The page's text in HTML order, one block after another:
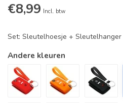
€8,99 Incl. btw
Set: Sleutelhoesje + Sleutelhanger
Andere kleuren